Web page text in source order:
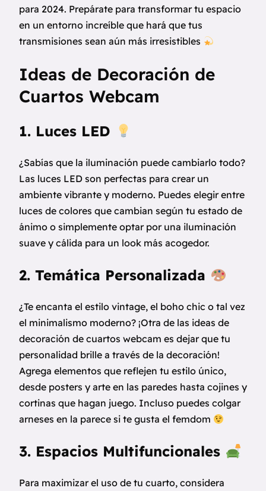
para 2024. Prepárate para transformar tu espacio
en un entorno increíble que hará que tus
transmisiones sean aún más irresistibles
Ideas de Decoración de
Cuartos Webcam
1. Luces LED
¿Sabías que la iluminación puede cambiarlo todo?
Las luces LED son perfectas para crear un
ambiente vibrante y moderno. Puedes elegir entre
luces de colores que cambian según tu estado de
ánimo o simplemente optar por una iluminación
suave y cálida para un look más acogedor.
2. Temática Personalizada
¿Te encanta el estilo vintage, el boho chic o tal vez
el minimalismo moderno? ¡Otra de las ideas de
decoración de cuartos webcam es dejar que tu
personalidad brille a través de la decoración!
Agrega elementos que reflejen tu estilo único,
desde posters y arte en las paredes hasta cojines y
cortinas que hagan juego. Incluso puedes colgar
arneses en la parece si te gusta el femdom
3. Espacios Multifuncionales
Para maximizar el uso de tu cuarto, considera